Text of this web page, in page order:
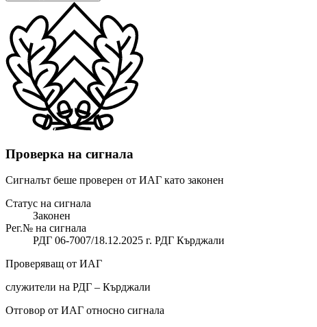
Проверка на сигнала
Сигналът беше проверен от ИАГ като законен
Статус на сигнала
Законен
Рег.№ на сигнала
РДГ 06-7007/18.12.2025 г. РДГ Кърджали
Проверяващ от ИАГ
служители на РДГ – Кърджали
Отговор от ИАГ относно сигнала